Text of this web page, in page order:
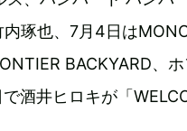
琢也、7月4日は
BACKYARD、
酒井ヒロキが「